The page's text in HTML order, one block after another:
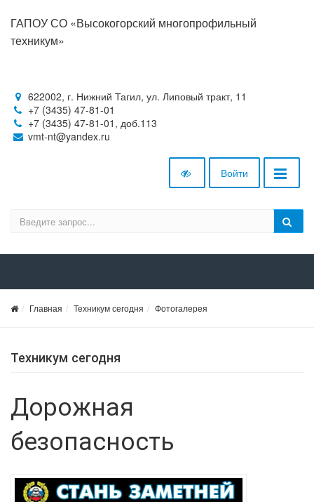
ГАПОУ СО «Высокогорский многопрофильный
техникум»
622002, г. Нижний Тагил, ул. Липовый тракт, 11
+7 (3435) 47-81-01
+7 (3435) 47-81-01, доб.113
vmt-nt@yandex.ru
Войти
Главная Техникум сегодня Фотогалерея
Техникум сегодня
Дорожная
безопасность